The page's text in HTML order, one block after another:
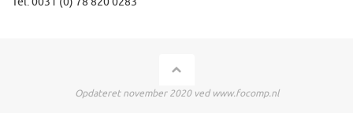
Opdateret november 2020 ved www.focomp.nl